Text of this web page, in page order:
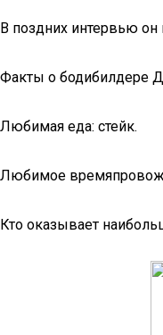
В поздних интервью он
Факты о бодибилдере
Любимая еда: стейк.
Любимое
Кто оказывает